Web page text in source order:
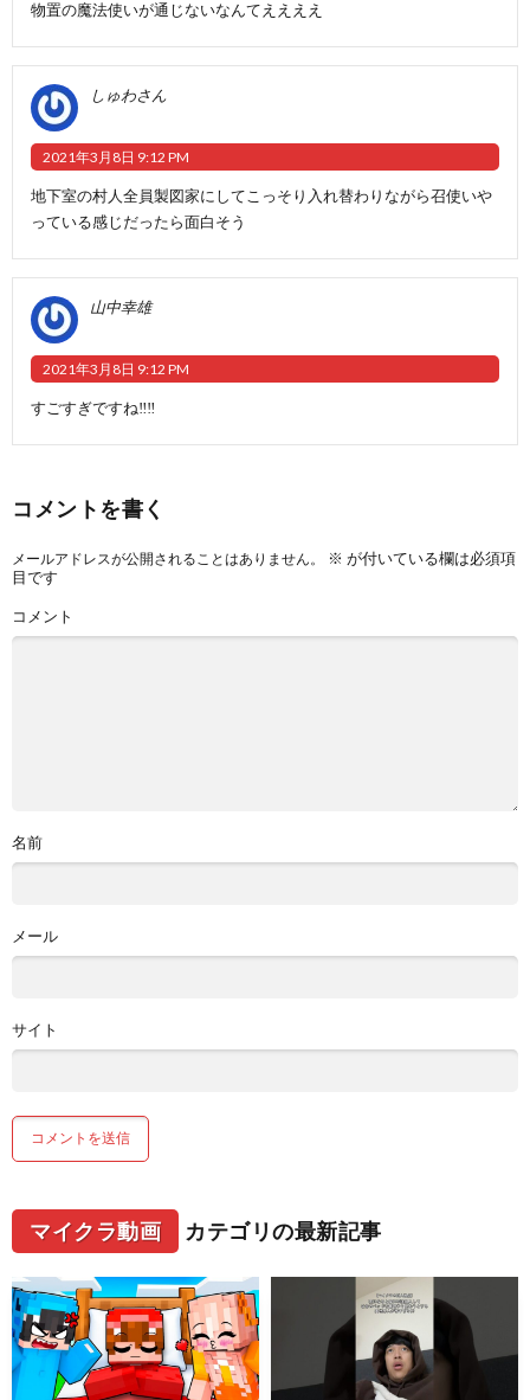
物置の魔法使いが通じないなんてええええ
しゅわさん
2021年3月8日 9:12 PM
地下室の村人全員製図家にしてこっそり入れ替わりながら召使いや
っている感じだったら面白そう
山中幸雄
2021年3月8日 9:12 PM
すごすぎですね‼️‼️
コメントを書く
メールアドレスが公開されることはありません。 ※ が付いている欄は必須項
目です
コメント
名前
メール
サイト
マイクラ動画 カテゴリの最新記事